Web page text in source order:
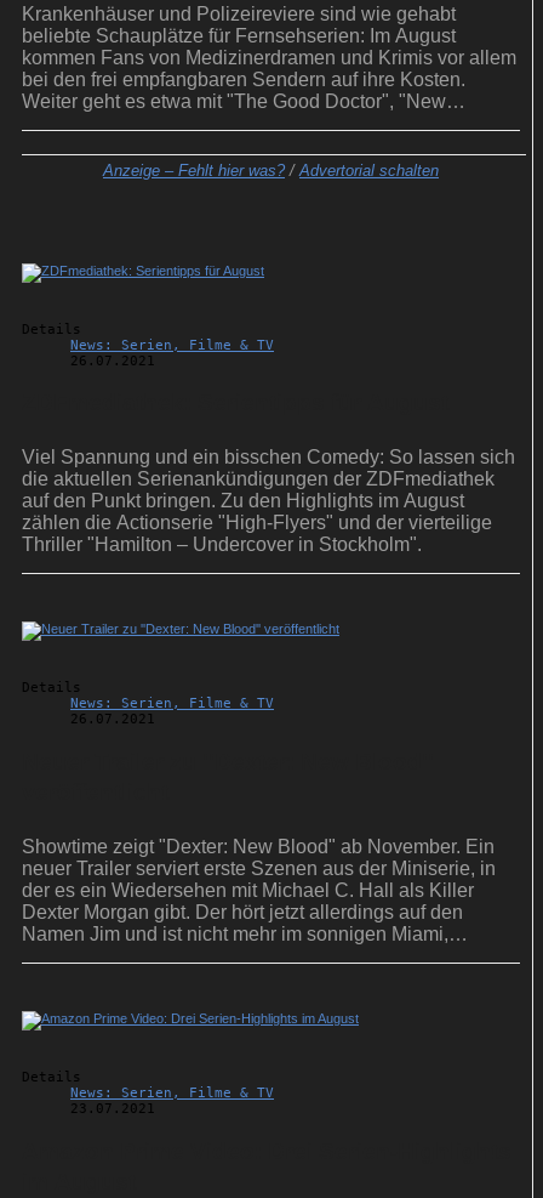
Krankenhäuser und Polizeireviere sind wie gehabt
beliebte Schauplätze für Fernsehserien: Im August
kommen Fans von Medizinerdramen und Krimis vor allem
bei den frei empfangbaren Sendern auf ihre Kosten.
Weiter geht es etwa mit "The Good Doctor", "New
Anzeige – Fehlt hier was? / Advertorial schalten
Details
News: Serien, Filme & TV
26.07.2021
Viel Spannung und ein bisschen Comedy: So lassen sich
die aktuellen Serienankündigungen der ZDFmediathek
auf den Punkt bringen. Zu den Highlights im August
zählen die Actionserie "High-Flyers" und der vierteilige
Thriller "Hamilton – Undercover in Stockholm".
Details
News: Serien, Filme & TV
26.07.2021
Showtime zeigt "Dexter: New Blood" ab November. Ein
neuer Trailer serviert erste Szenen aus der Miniserie, in
der es ein Wiedersehen mit Michael C. Hall als Killer
Dexter Morgan gibt. Der hört jetzt allerdings auf den
Namen Jim und ist nicht mehr im sonnigen Miami,
Details
News: Serien, Filme & TV
23.07.2021